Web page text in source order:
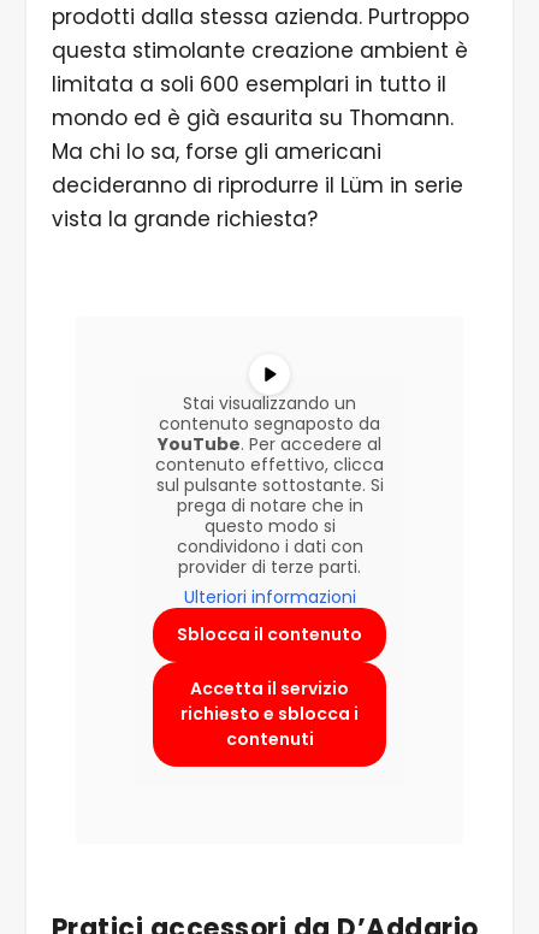
prodotti dalla stessa azienda. Purtroppo
questa stimolante creazione ambient è
limitata a soli 600 esemplari in tutto il
mondo ed è già esaurita su Thomann.
Ma chi lo sa, forse gli americani
decideranno di riprodurre il Lüm in serie
vista la grande richiesta?
Stai visualizzando un
contenuto segnaposto da
YouTube. Per accedere al
contenuto effettivo, clicca
sul pulsante sottostante. Si
prega di notare che in
questo modo si
condividono i dati con
provider di terze parti.
Ulteriori informazioni
Sblocca il contenuto
Accetta il servizio
richiesto e sblocca i
contenuti